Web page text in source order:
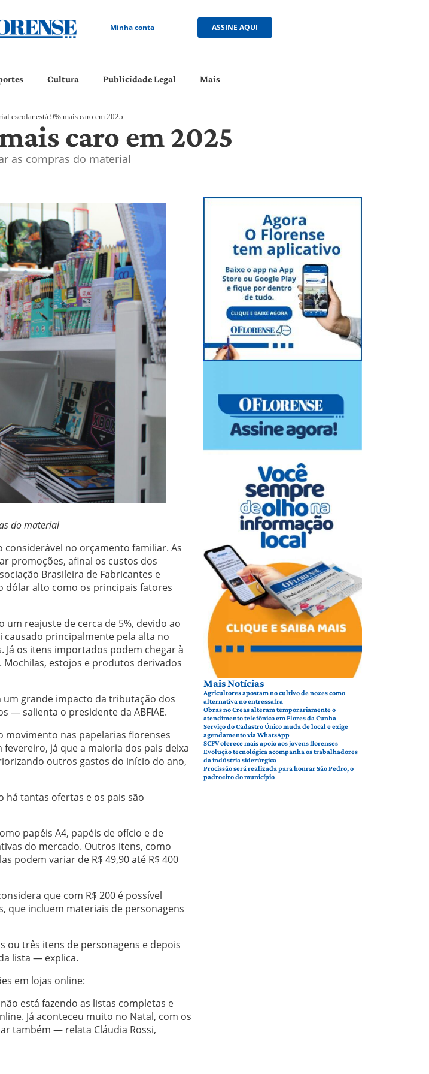
Minha conta ASSINE AQUI
Cultura Publicidade Legal Mais
escolar está 9% mais caro em 2025
caro em 2025
as compras do material
do material
no orçamento familiar. As
promoções, afinal os custos dos
Brasileira de Fabricantes e
dólar alto como os principais fatores
reajuste de cerca de 5%, devido ao
principalmente pela alta no
os itens importados podem chegar à
estojos e produtos derivados
grande impacto da tributação dos
— salienta o presidente da ABFIAE.
movimento nas papelarias florenses
já que a maioria dos pais deixa
outros gastos do início do ano,
tantas ofertas e os pais são
papéis A4, papéis de ofício e de
do mercado. Outros itens, como
podem variar de R$ 49,90 até R$ 400
que com R$ 200 é possível
que incluem materiais de personagens
três itens de personagens e depois
lista — explica.
em lojas online:
está fazendo as listas completas e
Já aconteceu muito no Natal, com os
também — relata Cláudia Rossi,
Mais Notícias
Agricultores apostam no cultivo de nozes como
alternativa no entressafra
Obras no Creas alteram temporariamente o
atendimento telefônico em Flores da Cunha
Serviço do Cadastro Único muda de local e exige
agendamento via WhatsApp
SCFV oferece mais apoio aos jovens florenses
Evolução tecnológica acompanha os trabalhadores
da indústria siderúrgica
Procissão será realizada para honrar São Pedro, o
padroeiro do município